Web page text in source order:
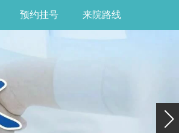
预约挂号 来院路线